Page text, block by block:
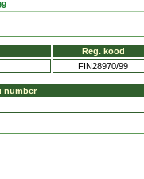
Reg. kood
FIN28970/99
number